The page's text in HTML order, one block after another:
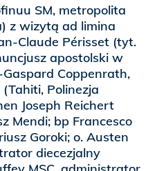
SM, metropolita
z wizytą ad limina
Claude Périsset (tyt.
apostolski w
Coppenrath,
Polinezja
Joseph Reichert
Mendi; bp Francesco
Goroki; o. Austen
diecezjalny